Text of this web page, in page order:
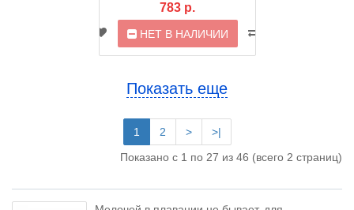
783 р.
НЕТ В НАЛИЧИИ
Показать еще
1 2 >
>|
Показано с 1 по 27 из 46 (всего 2 страниц)